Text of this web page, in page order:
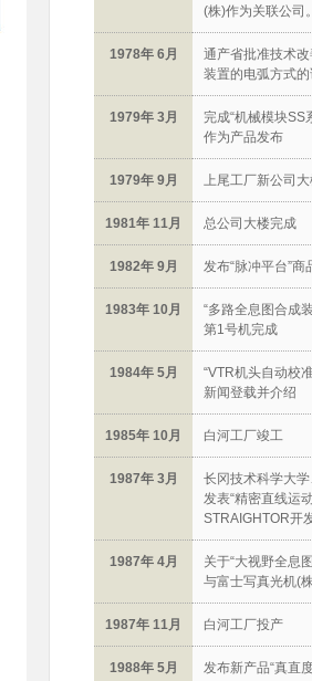
(株)作为关联公司
1978年 6月
通产省批准技术
装置的电弧方式
1979年 3月
完成“机械模块SS
作为产品发布
1979年 9月 上尾工厂新公司
1981年 11月 总公司大楼完成
1982年 9月 发布“脉冲平台”商
1983年 10月
“多路全息图合成
第1号机完成
1984年 5月
“VTR机头自动校
新闻登载并介绍
1985年 10月 白河工厂竣工
1987年 3月
长冈技术科学大
发表“精密直线运
STRAIGHTOR开
1987年 4月
关于“大视野全息
与富士写真光机(
1987年 11月 白河工厂投产
1988年 5月 发布新产品“真直